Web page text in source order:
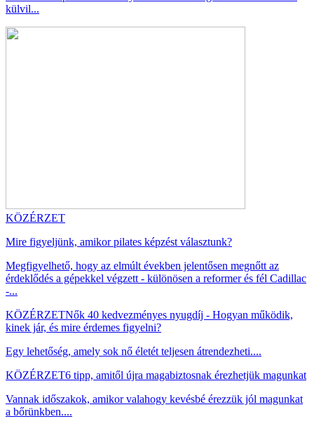
külvil...
KÖZÉRZET
Mire figyeljünk, amikor pilates képzést választunk?
Megfigyelhető, hogy az elmúlt években jelentősen megnőtt az
érdeklődés a gépekkel végzett - különösen a reformer és fél Cadillac
-...
KÖZÉRZETNők 40 kedvezményes nyugdíj - Hogyan működik,
kinek jár, és mire érdemes figyelni?
Egy lehetőség, amely sok nő életét teljesen átrendezheti....
KÖZÉRZET6 tipp, amitől újra magabiztosnak érezhetjük magunkat
Vannak időszakok, amikor valahogy kevésbé érezzük jól magunkat
a bőrünkben....